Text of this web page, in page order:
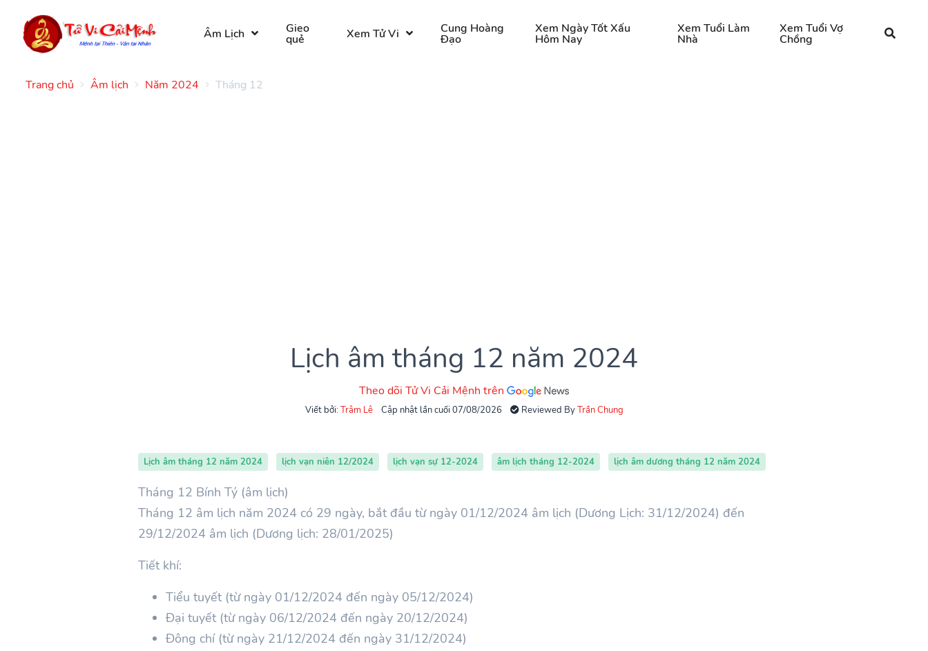
Âm Lịch Gieo
quẻ Xem Tử Vi Cung Hoàng
Đạo
Xem Ngày Tốt Xấu
Hôm Nay
Xem Tuổi Làm
Nhà
Xem Tuổi Vợ
Chồng
Trang chủ Âm lịch Năm 2024 Tháng 12
Lịch âm tháng 12 năm 2024
Theo dõi Tử Vi Cải Mệnh trên
Viết bởi: Trâm Lê Cập nhật lần cuối 07/08/2026 Reviewed ByTrần Chung
Lịch âm tháng 12 năm 2024 lịch vạn niên 12/2024 lịch vạn sự 12-2024 âm lịch tháng 12-2024 lịch âm dương tháng 12 năm 2024
Tháng 12 Bính Tý (âm lịch)
Tháng 12 âm lịch năm 2024 có 29 ngày, bắt đầu từ ngày 01/12/2024 âm lịch (Dương Lịch: 31/12/2024) đến
29/12/2024 âm lịch (Dương lịch: 28/01/2025)
Tiết khí:
Tiểu tuyết (từ ngày 01/12/2024 đến ngày 05/12/2024)
Đại tuyết (từ ngày 06/12/2024 đến ngày 20/12/2024)
Đông chí (từ ngày 21/12/2024 đến ngày 31/12/2024)